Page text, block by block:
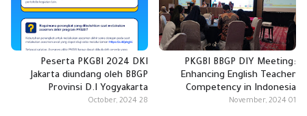
PKGBI BBGP DIY Meeting:
Enhancing English Teacher
Competency in Indonesia
01 November, 2024
Peserta PKGBI 2024 DKI
Jakarta diundang oleh BBGP
Provinsi D.I Yogyakarta
28 October, 2024